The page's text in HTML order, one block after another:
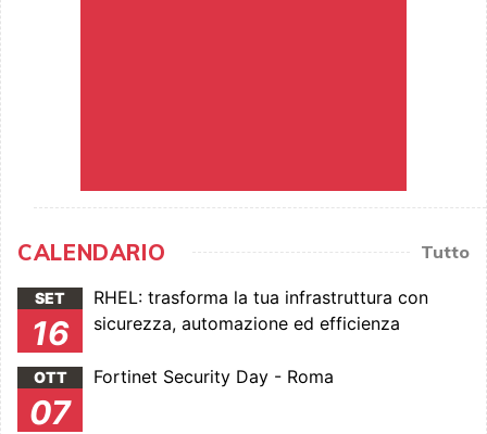
CALENDARIO Tutto
SET
16
RHEL: trasforma la tua infrastruttura con
sicurezza, automazione ed efficienza
OTT
07
Fortinet Security Day - Roma